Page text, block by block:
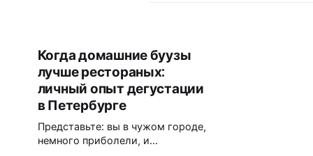
Когда домашние буузы
лучше рестораных:
личный опыт дегустации
в Петербурге
Представьте: вы в чужом городе,
немного приболели, и